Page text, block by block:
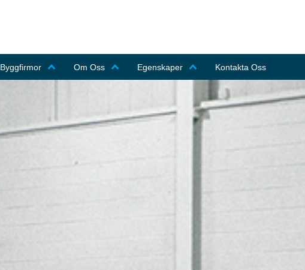
Byggfirmor Om Oss Egenskaper Kontakta Oss